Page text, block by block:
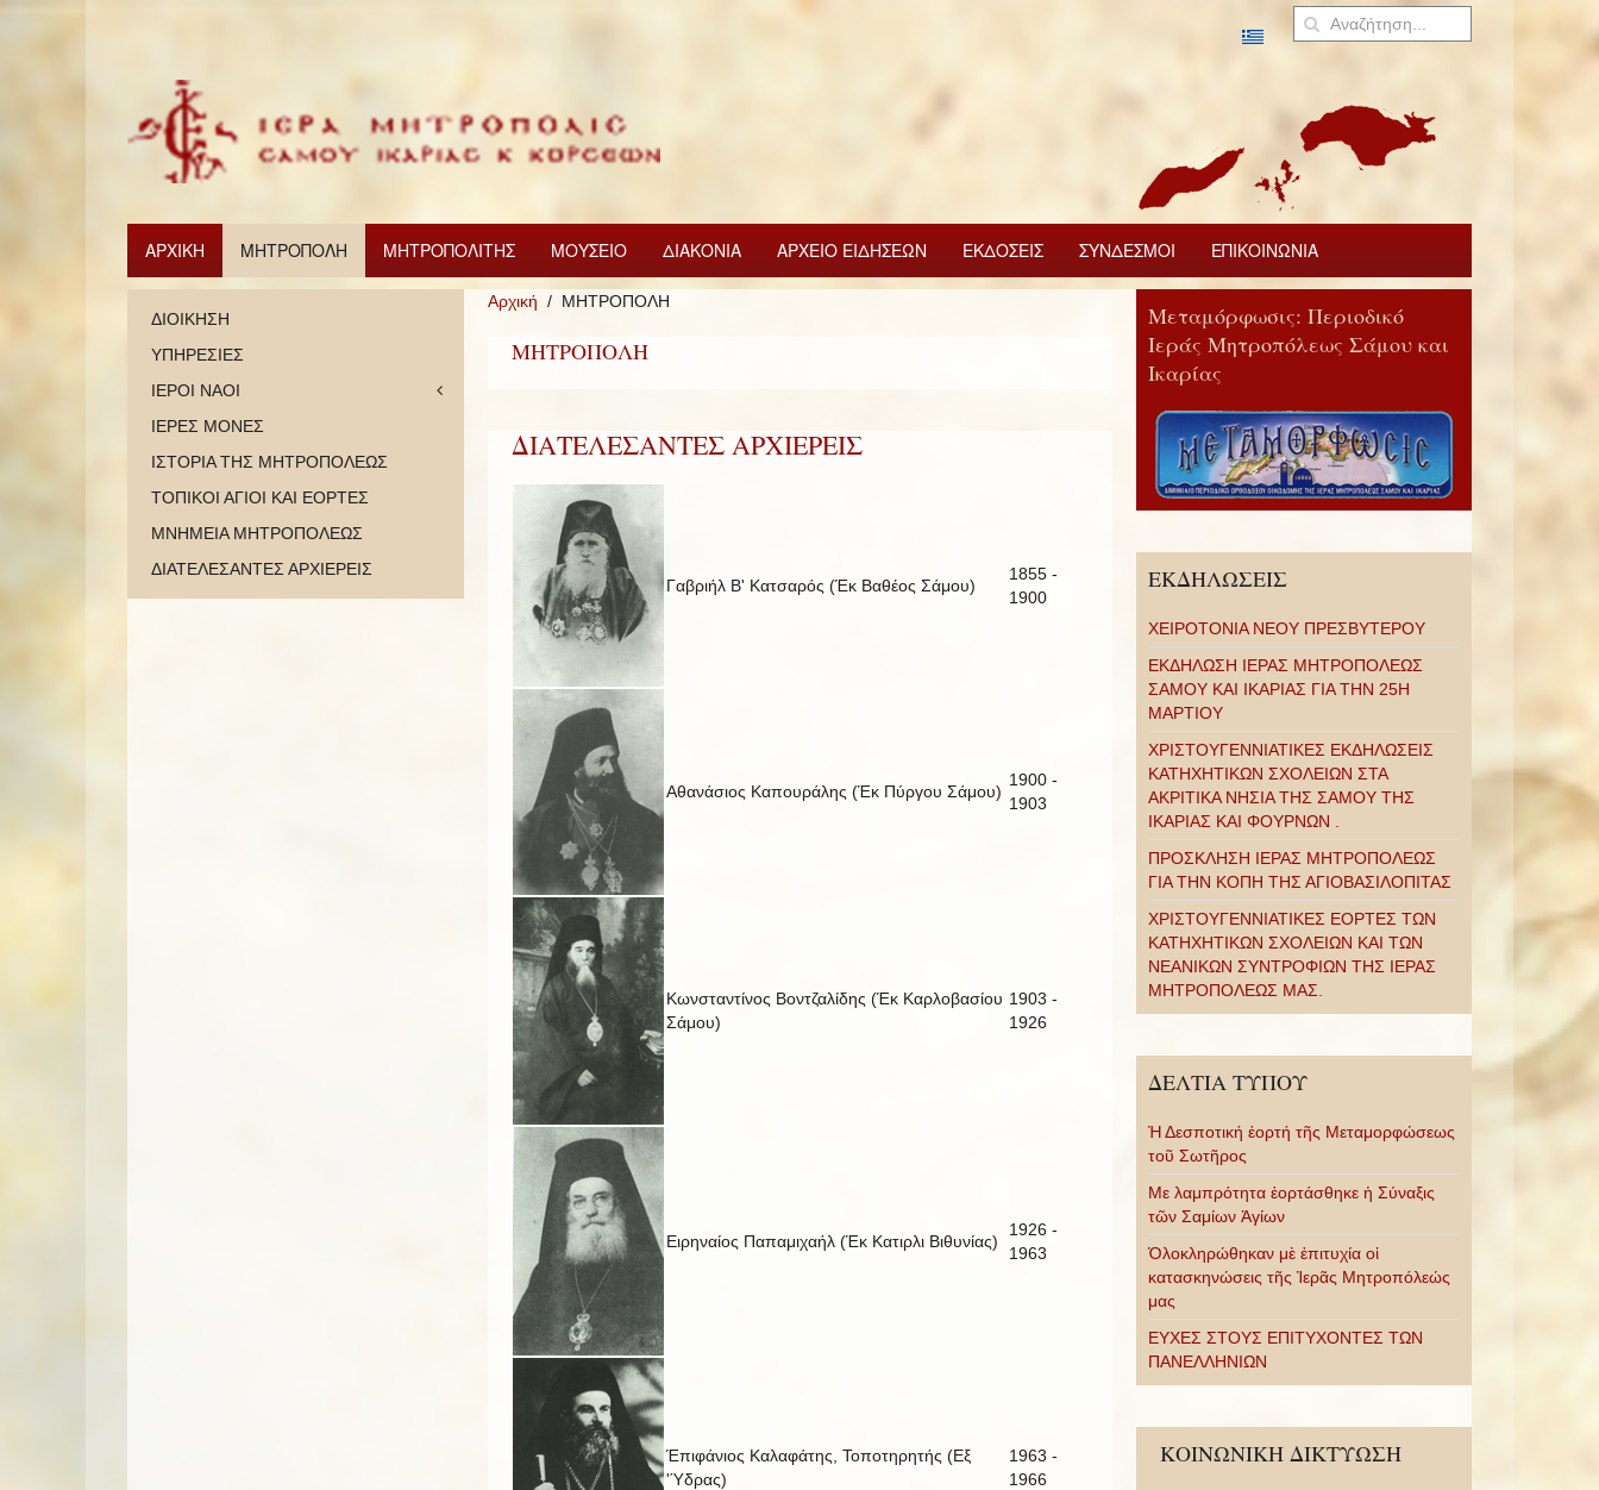
ΑΡΧΙΚΗ ΜΗΤΡΟΠΟΛΗ ΜΗΤΡΟΠΟΛΙΤΗΣ ΜΟΥΣΕΙΟ ΔΙΑΚΟΝΙΑ ΑΡΧΕΙΟ ΕΙΔΗΣΕΩΝ ΕΚΔΟΣΕΙΣ ΣΥΝΔΕΣΜΟΙ ΕΠΙΚΟΙΝΩΝΙΑ
Αρχική ΜΗΤΡΟΠΟΛΗ
ΜΗΤΡΟΠΟΛΗ
ΔΙΑΤΕΛΕΣΑΝΤΕΣ ΑΡΧΙΕΡΕΙΣ
Γαβριήλ Β' Κατσαρός (Έκ Βαθέος Σάμου)
1855 -
1900
Αθανάσιος Καπουράλης (Έκ Πύργου Σάμου)
1900 -
1903
Κωνσταντίνος Βοντζαλίδης (Έκ Καρλοβασίου
Σάμου)
1903 -
1926
Ειρηναίος Παπαμιχαήλ (Έκ Κατιρλι Βιθυνίας)
1926 -
1963
Έπιφάνιος Καλαφάτης, Τοποτηρητής (Εξ
'Ύδρας)
1963 -
1966
ΔΙΟΙΚΗΣΗ
ΥΠΗΡΕΣΙΕΣ
ΙΕΡΟΙ ΝΑΟΙ
ΙΕΡΕΣ ΜΟΝΕΣ
ΙΣΤΟΡΙΑ ΤΗΣ ΜΗΤΡΟΠΟΛΕΩΣ
ΤΟΠΙΚΟΙ ΑΓΙΟΙ ΚΑΙ ΕΟΡΤΕΣ
ΜΝΗΜΕΙΑ ΜΗΤΡΟΠΟΛΕΩΣ
ΔΙΑΤΕΛΕΣΑΝΤΕΣ ΑΡΧΙΕΡΕΙΣ
Μεταμόρφωσις: Περιοδικό
Ιεράς Μητροπόλεως Σάμου και
Ικαρίας
ΕΚΔΗΛΩΣΕΙΣ
ΧΕΙΡΟΤΟΝΙΑ ΝΕΟΥ ΠΡΕΣΒΥΤΕΡΟΥ
ΕΚΔΗΛΩΣΗ ΙΕΡΑΣ ΜΗΤΡΟΠΟΛΕΩΣ
ΣΑΜΟΥ ΚΑΙ ΙΚΑΡΙΑΣ ΓΙΑ ΤΗΝ 25Η
ΜΑΡΤΙΟΥ
ΧΡΙΣΤΟΥΓΕΝΝΙΑΤΙΚΕΣ ΕΚΔΗΛΩΣΕΙΣ
ΚΑΤΗΧΗΤΙΚΩΝ ΣΧΟΛΕΙΩΝ ΣΤΑ
ΑΚΡΙΤΙΚΑ ΝΗΣΙΑ ΤΗΣ ΣΑΜΟΥ ΤΗΣ
ΙΚΑΡΙΑΣ ΚΑΙ ΦΟΥΡΝΩΝ .
ΠΡΟΣΚΛΗΣΗ ΙΕΡΑΣ ΜΗΤΡΟΠΟΛΕΩΣ
ΓΙΑ ΤΗΝ ΚΟΠΗ ΤΗΣ ΑΓΙΟΒΑΣΙΛΟΠΙΤΑΣ
ΧΡΙΣΤΟΥΓΕΝΝΙΑΤΙΚΕΣ ΕΟΡΤΕΣ ΤΩΝ
ΚΑΤΗΧΗΤΙΚΩΝ ΣΧΟΛΕΙΩΝ ΚΑΙ ΤΩΝ
ΝΕΑΝΙΚΩΝ ΣΥΝΤΡΟΦΙΩΝ ΤΗΣ ΙΕΡΑΣ
ΜΗΤΡΟΠΟΛΕΩΣ ΜΑΣ.
ΔΕΛΤΙΑ ΤΥΠΟΥ
Ἡ Δεσποτική ἑορτή τῆς Μεταμορφώσεως
τοῦ Σωτῆρος
Με λαμπρότητα ἑορτάσθηκε ἡ Σύναξις
τῶν Σαμίων Ἁγίων
Ὁλοκληρώθηκαν μὲ ἐπιτυχία οἱ
κατασκηνώσεις τῆς Ἱερᾶς Μητροπόλεώς
μας
ΕΥΧΕΣ ΣΤΟΥΣ ΕΠΙΤΥΧΟΝΤΕΣ ΤΩΝ
ΠΑΝΕΛΛΗΝΙΩΝ
ΚΟΙΝΩΝΙΚΗ ΔΙΚΤΥΩΣΗ